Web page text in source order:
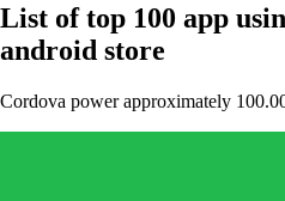
List of top 100 app
android store
Cordova power approximately